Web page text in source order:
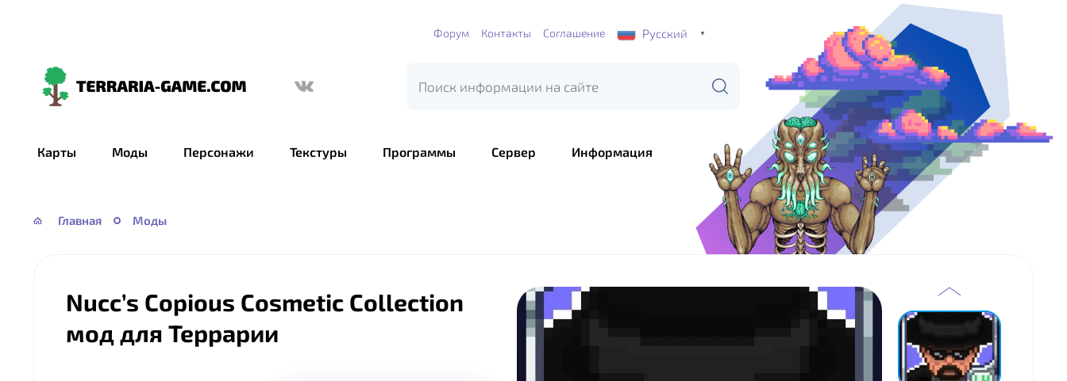
Форум Контакты Соглашение Русский ▼
Terraria-
Карты Моды Персонажи Текстуры Программы Сервер Информация
Главная Моды
Nucc’s Copious Cosmetic Collection
мод для Террарии